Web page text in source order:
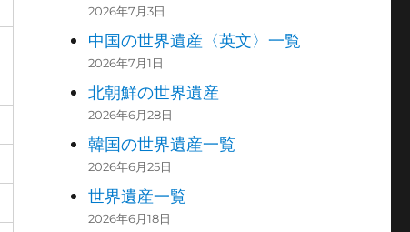
2026年7月3日
中国の世界遺産〈英文〉一覧
2026年7月1日
北朝鮮の世界遺産
2026年6月28日
韓国の世界遺産一覧
2026年6月25日
世界遺産一覧
2026年6月18日